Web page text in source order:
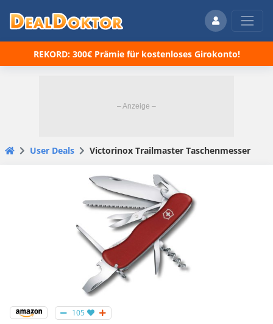
REKORD: 300€ Prämie für kostenloses Girokonto!
User Deals Victorinox Trailmaster Taschenmesser
105